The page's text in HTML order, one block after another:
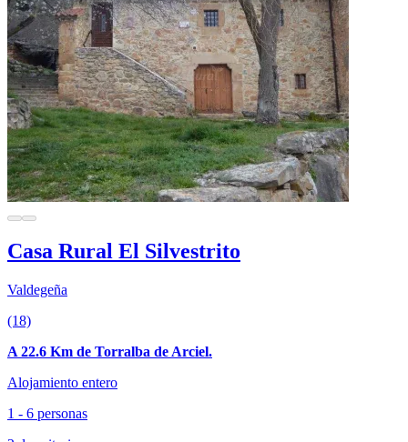
Casa Rural El Silvestrito
Valdegeña
(18)
A 22.6 Km de Torralba de Arciel.
Alojamiento entero
1 - 6 personas